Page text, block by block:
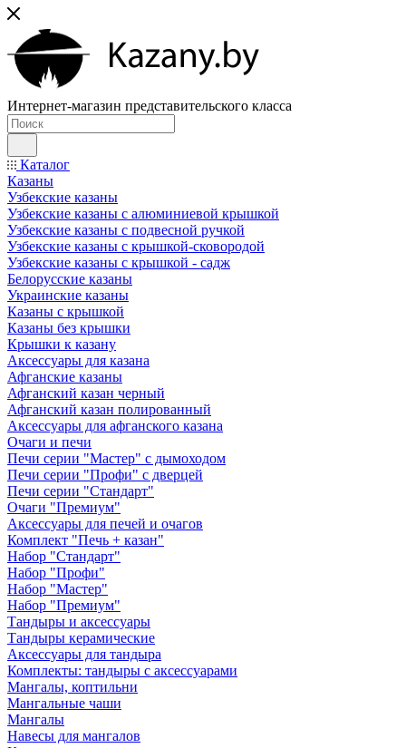
Интернет-магазин представительского класса
Каталог
Казаны
Узбекские казаны
Узбекские казаны с алюминиевой крышкой
Узбекские казаны с подвесной ручкой
Узбекские казаны с крышкой-сковородой
Узбекские казаны с крышкой - садж
Белорусские казаны
Украинские казаны
Казаны с крышкой
Казаны без крышки
Крышки к казану
Аксессуары для казана
Афганские казаны
Афганский казан черный
Афганский казан полированный
Аксессуары для афганского казана
Очаги и печи
Печи серии "Мастер" с дымоходом
Печи серии "Профи" с дверцей
Печи серии "Стандарт"
Очаги "Премиум"
Аксессуары для печей и очагов
Комплект "Печь + казан"
Набор "Стандарт"
Набор "Профи"
Набор "Мастер"
Набор "Премиум"
Тандыры и аксессуары
Тандыры керамические
Аксессуары для тандыра
Комплекты: тандыры с аксессуарами
Мангалы, коптильни
Мангальные чаши
Мангалы
Навесы для мангалов